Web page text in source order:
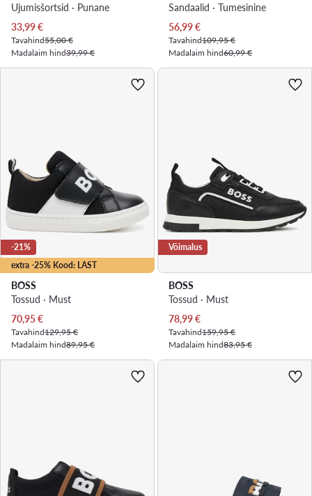
Ujumisšortsid · Punane
Praegune hind
33,99€
Tavahind55,00 €
Madalaim hind39,99 €
Sandaalid · Tumesinine
Praegune hind
56,99€
Tavahind109,95 €
Madalaim hind60,99 €
extra -25% Kood: LAST
-21%
BOSS
Tossud · Must
Praegune hind
70,95€
Tavahind129,95 €
Madalaim hind89,95 €
Võimalus
BOSS
Tossud · Must
Praegune hind
78,99€
Tavahind159,95 €
Madalaim hind83,95 €